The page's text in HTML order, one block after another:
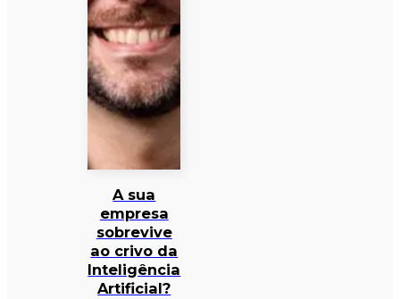
A sua
empresa
sobrevive
ao crivo da
Inteligência
Artificial?